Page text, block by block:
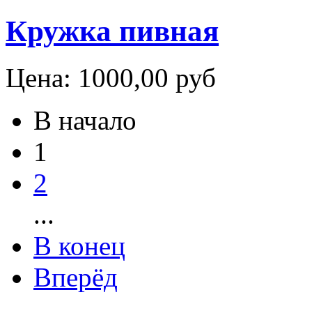
Кружка пивная
Цена: 1000,00 руб
В начало
1
2
...
В конец
Вперёд